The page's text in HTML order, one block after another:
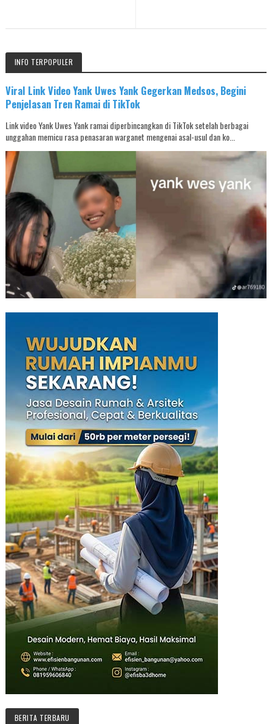
INFO TERPOPULER
Viral Link Video Yank Uwes Yank Gegerkan Medsos, Begini
Penjelasan Tren Ramai di TikTok
Link video Yank Uwes Yank ramai diperbincangkan di TikTok setelah berbagai
unggahan memicu rasa penasaran warganet mengenai asal-usul dan ko...
BERITA TERBARU